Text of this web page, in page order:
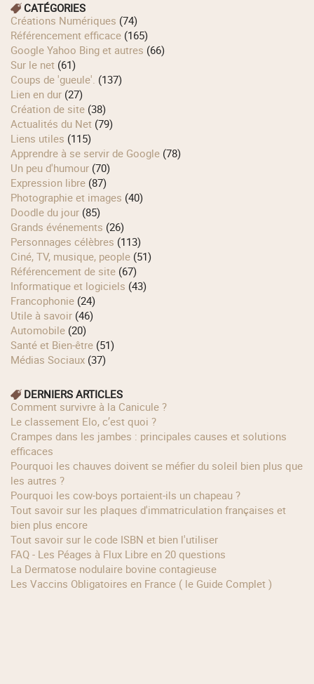
CATÉGORIES
Créations Numériques (74)
Référencement efficace (165)
Google Yahoo Bing et autres (66)
Sur le net (61)
Coups de 'gueule'. (137)
Lien en dur (27)
Création de site (38)
Actualités du Net (79)
Liens utiles (115)
Apprendre à se servir de Google (78)
Un peu d'humour (70)
Expression libre (87)
Photographie et images (40)
Doodle du jour (85)
Grands événements (26)
Personnages célèbres (113)
Ciné, TV, musique, people (51)
Référencement de site (67)
Informatique et logiciels (43)
Francophonie (24)
Utile à savoir (46)
Automobile (20)
Santé et Bien-être (51)
Médias Sociaux (37)
DERNIERS ARTICLES
Comment survivre à la Canicule ?
Le classement Elo, c’est quoi ?
Crampes dans les jambes : principales causes et solutions
efficaces
Pourquoi les chauves doivent se méfier du soleil bien plus que
les autres ?
Pourquoi les cow‑boys portaient‑ils un chapeau ?
Tout savoir sur les plaques d'immatriculation françaises et
bien plus encore
Tout savoir sur le code ISBN et bien l'utiliser
FAQ - Les Péages à Flux Libre en 20 questions
La Dermatose nodulaire bovine contagieuse
Les Vaccins Obligatoires en France ( le Guide Complet )